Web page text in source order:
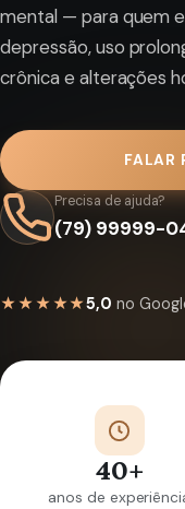
mental — para quem
depressão, uso
crônica e alterações
FALAR
Precisa de ajuda?
(79) 99999-
★★★★★5,0 no
40+
anos de